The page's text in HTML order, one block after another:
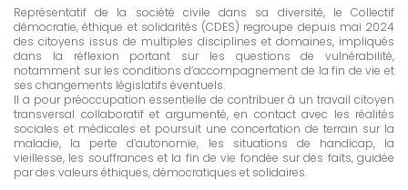
Représentatif de la société civile dans sa diversité, le Collectif
démocratie, éthique et solidarités (CDES) regroupe depuis mai 2024
des citoyens issus de multiples disciplines et domaines, impliqués
dans la réflexion portant sur les questions de vulnérabilité,
notamment sur les conditions d’accompagnement de la fin de vie et
ses changements législatifs éventuels.
Il a pour préoccupation essentielle de contribuer à un travail citoyen
transversal collaboratif et argumenté, en contact avec les réalités
sociales et médicales et poursuit une concertation de terrain sur la
maladie, la perte d’autonomie, les situations de handicap, la
vieillesse, les souffrances et la fin de vie fondée sur des faits, guidée
par des valeurs éthiques, démocratiques et solidaires.